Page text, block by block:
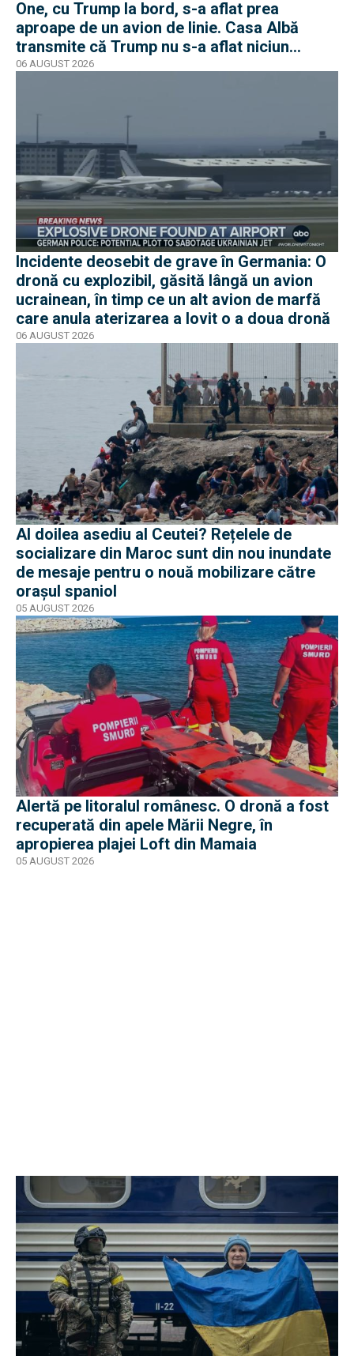
One, cu Trump la bord, s-a aflat prea
aproape de un avion de linie. Casa Albă
transmite că Trump nu s-a aflat niciun
moment în pericol
06 AUGUST 2026
Incidente deosebit de grave în Germania: O
dronă cu explozibil, găsită lângă un avion
ucrainean, în timp ce un alt avion de marfă
care anula aterizarea a lovit o a doua dronă
06 AUGUST 2026
Al doilea asediu al Ceutei? Rețelele de
socializare din Maroc sunt din nou inundate
de mesaje pentru o nouă mobilizare către
orașul spaniol
05 AUGUST 2026
Alertă pe litoralul românesc. O dronă a fost
recuperată din apele Mării Negre, în
apropierea plajei Loft din Mamaia
05 AUGUST 2026